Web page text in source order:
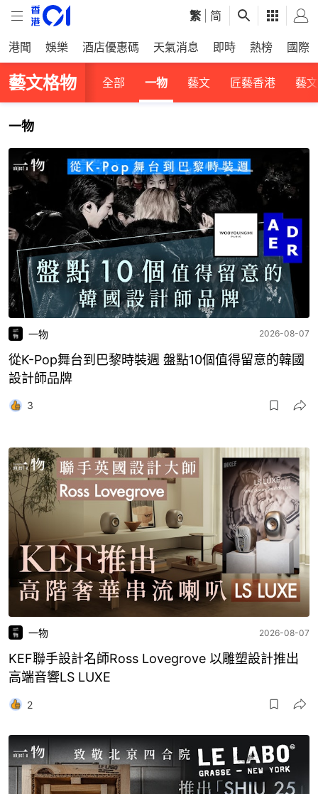
繁 简
港聞 娛樂 酒店優惠碼 天氣消息 即時 熱榜 國際
藝文格物 全部 一物 藝文 匠藝香港 藝
一物
一物 2026-08-07
從K-Pop舞台到巴黎時裝週 盤點10個值得留意的韓國
設計師品牌
3
一物 2026-08-07
KEF聯手設計名師Ross Lovegrove 以雕塑設計推出
高端音響LS LUXE
2